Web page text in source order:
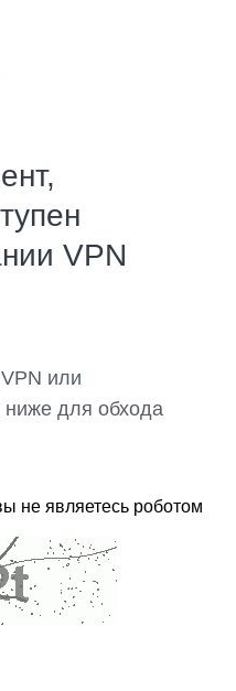
VPN
или
ниже для обхода
не являетесь роботом